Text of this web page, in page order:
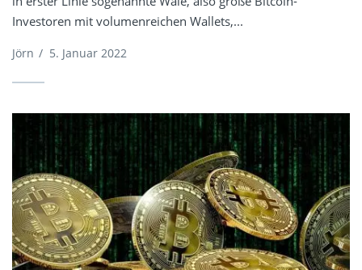
Investoren mit volumenreichen Wallets,...
Jörn / 5. Januar 2022